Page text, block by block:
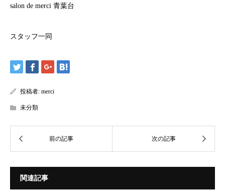
salon de merci 青葉台
スタッフ一同
投稿者: merci
未分類
関連記事